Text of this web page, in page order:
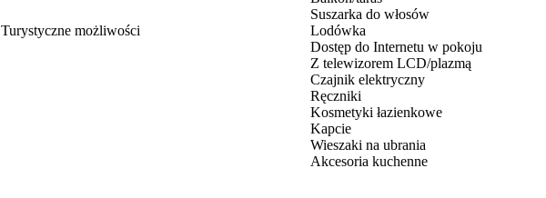
Turystyczne możliwości
Suszarka do włosów
Lodówka
Dostęp do Internetu w pokoju
Z telewizorem LCD/plazmą
Czajnik elektryczny
Ręczniki
Kosmetyki łazienkowe
Kapcie
Wieszaki na ubrania
Akcesoria kuchenne